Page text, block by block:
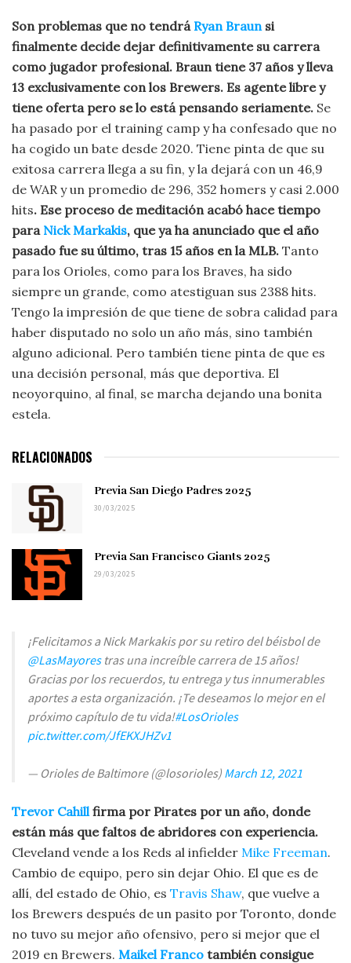
Son problemas que no tendrá Ryan Braun si
finalmente decide dejar definitivamente su carrera
como jugador profesional. Braun tiene 37 años y lleva
13 exclusivamente con los Brewers. Es agente libre y
tiene oferta pero se lo está pensando seriamente. Se
ha pasado por el training camp y ha confesado que no
ha cogido un bate desde 2020. Tiene pinta de que su
exitosa carrera llega a su fin, y la dejará con un 46,9
de WAR y un promedio de 296, 352 homers y casi 2.000
hits. Ese proceso de meditación acabó hace tiempo
para Nick Markakis, que ya ha anunciado que el año
pasado fue su último, tras 15 años en la MLB. Tanto
para los Orioles, como para los Braves, ha sido
siempre un grande, como atestiguan sus 2388 hits.
Tengo la impresión de que tiene de sobra calidad para
haber disputado no solo un año más, sino también
alguno adicional. Pero también tiene pinta de que es
una decisión personal, más que deportiva. El
neoyorquino, al final, se marcha dejando una bonita
estela.
RELACIONADOS
Previa San Diego Padres 2025
30/03/2025
Previa San Francisco Giants 2025
29/03/2025
¡Felicitamos a Nick Markakis por su retiro del béisbol de
@LasMayorestras una increíble carrera de 15 años!
Gracias por los recuerdos, tu entrega y tus innumerables
aportes a esta organización. ¡Te deseamos lo mejor en el
próximo capítulo de tu vida!#LosOrioles
pic.twitter.com/JfEKXJHZv1
— Orioles de Baltimore (@losorioles) March 12, 2021
Trevor Cahill firma por Pirates por un año, donde
están más que faltos de abridores con experiencia.
Cleveland vende a los Reds al infielder Mike Freeman.
Cambio de equipo, pero sin dejar Ohio. El que es de
allí, del estado de Ohio, es Travis Shaw, que vuelve a
los Brewers después de un pasito por Toronto, donde
no tuvo su mejor año ofensivo, pero si mejor que el
2019 en Brewers. Maikel Franco también consigue